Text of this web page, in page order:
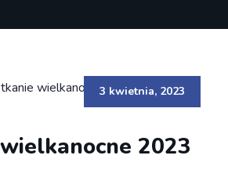
3 kwietnia, 2023
2023